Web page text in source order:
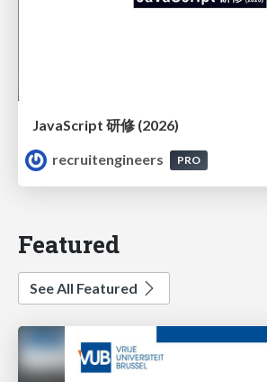
JavaScript 研修 (2026)
recruitengineers
PRO
Featured
See All Featured